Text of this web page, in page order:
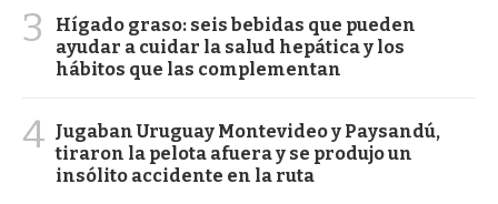
3
Hígado graso: seis bebidas que pueden
ayudar a cuidar la salud hepática y los
hábitos que las complementan
4 Jugaban Uruguay Montevideo y Paysandú,
tiraron la pelota afuera y se produjo un
insólito accidente en la ruta